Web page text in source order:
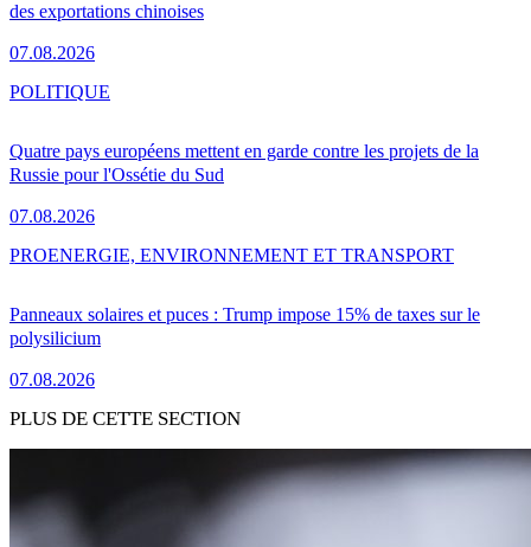
des exportations chinoises
07.08.2026
Quatre pays européens mettent en garde contre les projets de la
Russie pour l'Ossétie du Sud
07.08.2026
POLITIQUE
Panneaux solaires et puces : Trump impose 15% de taxes sur le
polysilicium
07.08.2026
PROENERGIE, ENVIRONNEMENT ET TRANSPORT
PLUS DE CETTE SECTION